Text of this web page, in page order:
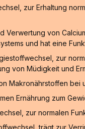
zur Erhaltung
Verwertung von
und hat eine
zur
von Müdigkeit und
Makronährstoffen
Ernährung zum
zur normalen
trägt zur